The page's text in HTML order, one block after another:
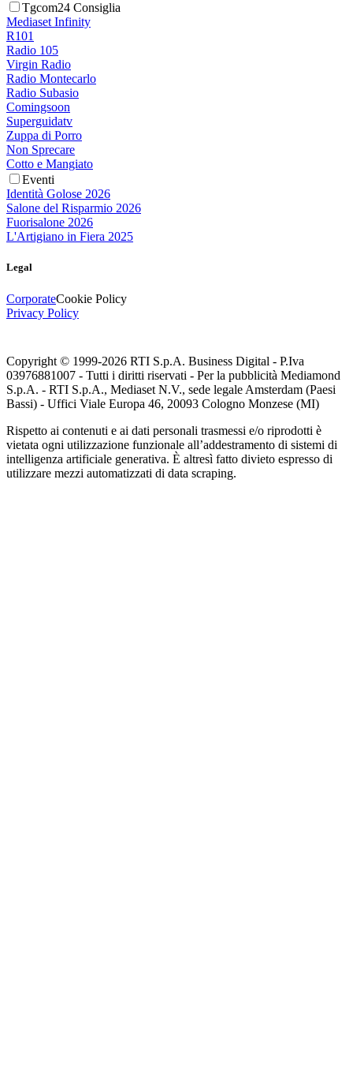
Tgcom24 Consiglia
Mediaset Infinity
R101
Radio 105
Virgin Radio
Radio Montecarlo
Radio Subasio
Comingsoon
Superguidatv
Zuppa di Porro
Non Sprecare
Cotto e Mangiato
Eventi
Identità Golose 2026
Salone del Risparmio 2026
Fuorisalone 2026
L'Artigiano in Fiera 2025
Legal
CorporateCookie Policy
Privacy Policy
Copyright © 1999-2026 RTI S.p.A. Business Digital - P.Iva
03976881007 - Tutti i diritti riservati - Per la pubblicità Mediamond
S.p.A. - RTI S.p.A., Mediaset N.V., sede legale Amsterdam (Paesi
Bassi) - Uffici Viale Europa 46, 20093 Cologno Monzese (MI)
Rispetto ai contenuti e ai dati personali trasmessi e/o riprodotti è
vietata ogni utilizzazione funzionale all’addestramento di sistemi di
intelligenza artificiale generativa. È altresì fatto divieto espresso di
utilizzare mezzi automatizzati di data scraping.